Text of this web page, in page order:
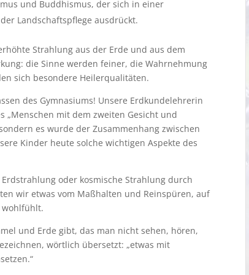
und Buddhismus, der sich in einer
Landschaftspflege ausdrückt.
Strahlung aus der Erde und aus dem
die Sinne werden feiner, die Wahrnehmung
sich besondere Heilerqualitäten.
des Gymnasiums! Unsere Erdkundelehrerin
„Menschen mit dem zweiten Gesicht und
es wurde der Zusammenhang zwischen
Kinder heute solche wichtigen Aspekte des
oder kosmische Strahlung durch
wir etwas vom Maßhalten und Reinspüren, auf
wohlfühlt.
und Erde gibt, das man nicht sehen, hören,
wörtlich übersetzt: „etwas mit